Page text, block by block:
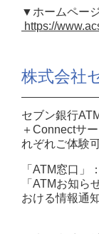
▼ホームペー
https://
株式会社
セブン銀行
＋Connectサ
れぞれご体験
「ATM窓口」
「ATMお知ら
おける情報通